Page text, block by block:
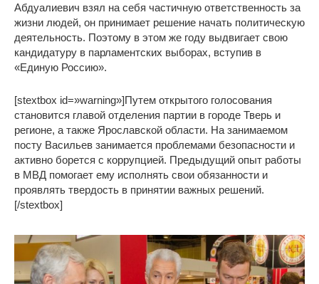
Абдуалиевич взял на себя частичную ответственность за
жизни людей, он принимает решение начать политическую
деятельность. Поэтому в этом же году выдвигает свою
кандидатуру в парламентских выборах, вступив в
«Единую Россию».
[stextbox id=»warning»]Путем открытого голосования
становится главой отделения партии в городе Тверь и
регионе, а также Ярославской области. На занимаемом
посту Васильев занимается проблемами безопасности и
активно борется с коррупцией. Предыдущий опыт работы
в МВД помогает ему исполнять свои обязанности и
проявлять твердость в принятии важных решений.
[/stextbox]